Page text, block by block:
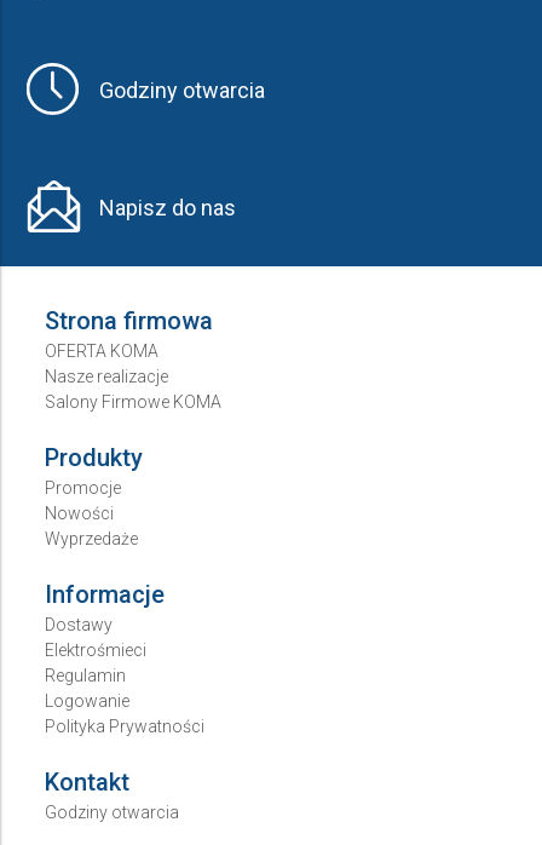
Godziny otwarcia
Napisz do nas
Strona firmowa
OFERTA KOMA
Nasze realizacje
Salony Firmowe KOMA
Produkty
Promocje
Nowości
Wyprzedaże
Informacje
Dostawy
Elektrośmieci
Regulamin
Logowanie
Polityka Prywatności
Kontakt
Godziny otwarcia